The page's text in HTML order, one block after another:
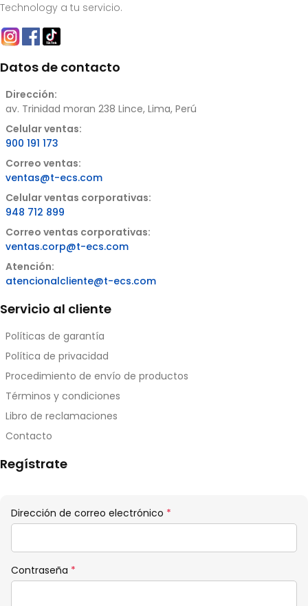
Technology a tu servicio.
Datos de contacto
Dirección:
av. Trinidad moran 238 Lince, Lima, Perú
Celular ventas:
900 191 173
Correo ventas:
ventas@t-ecs.com
Celular ventas corporativas:
948 712 899
Correo ventas corporativas:
ventas.corp@t-ecs.com
Atención:
atencionalcliente@t-ecs.com
Servicio al cliente
Políticas de garantía
Política de privacidad
Procedimiento de envío de productos
Términos y condiciones
Libro de reclamaciones
Contacto
Regístrate
Dirección de correo electrónico *
Contraseña *